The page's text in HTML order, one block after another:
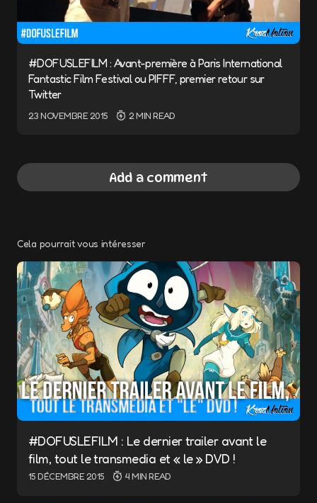
#DOFUSLEFILM : Avant-première à Paris International
Fantastic Film Festival ou PIFFF, premier retour sur
Twitter
23 NOVEMBRE 2015 2 MIN READ
Add a comment
Votre adresse e-mail ne sera pas publiée.
Les champs obligatoires sont indiqués avec
*
Message*
Name*
Cela pourrait vous intéresser
#DOFUSLEFILM : Le dernier trailer avant le
film, tout le transmedia et « le » DVD !
15 DÉCEMBRE 2015 4 MIN READ